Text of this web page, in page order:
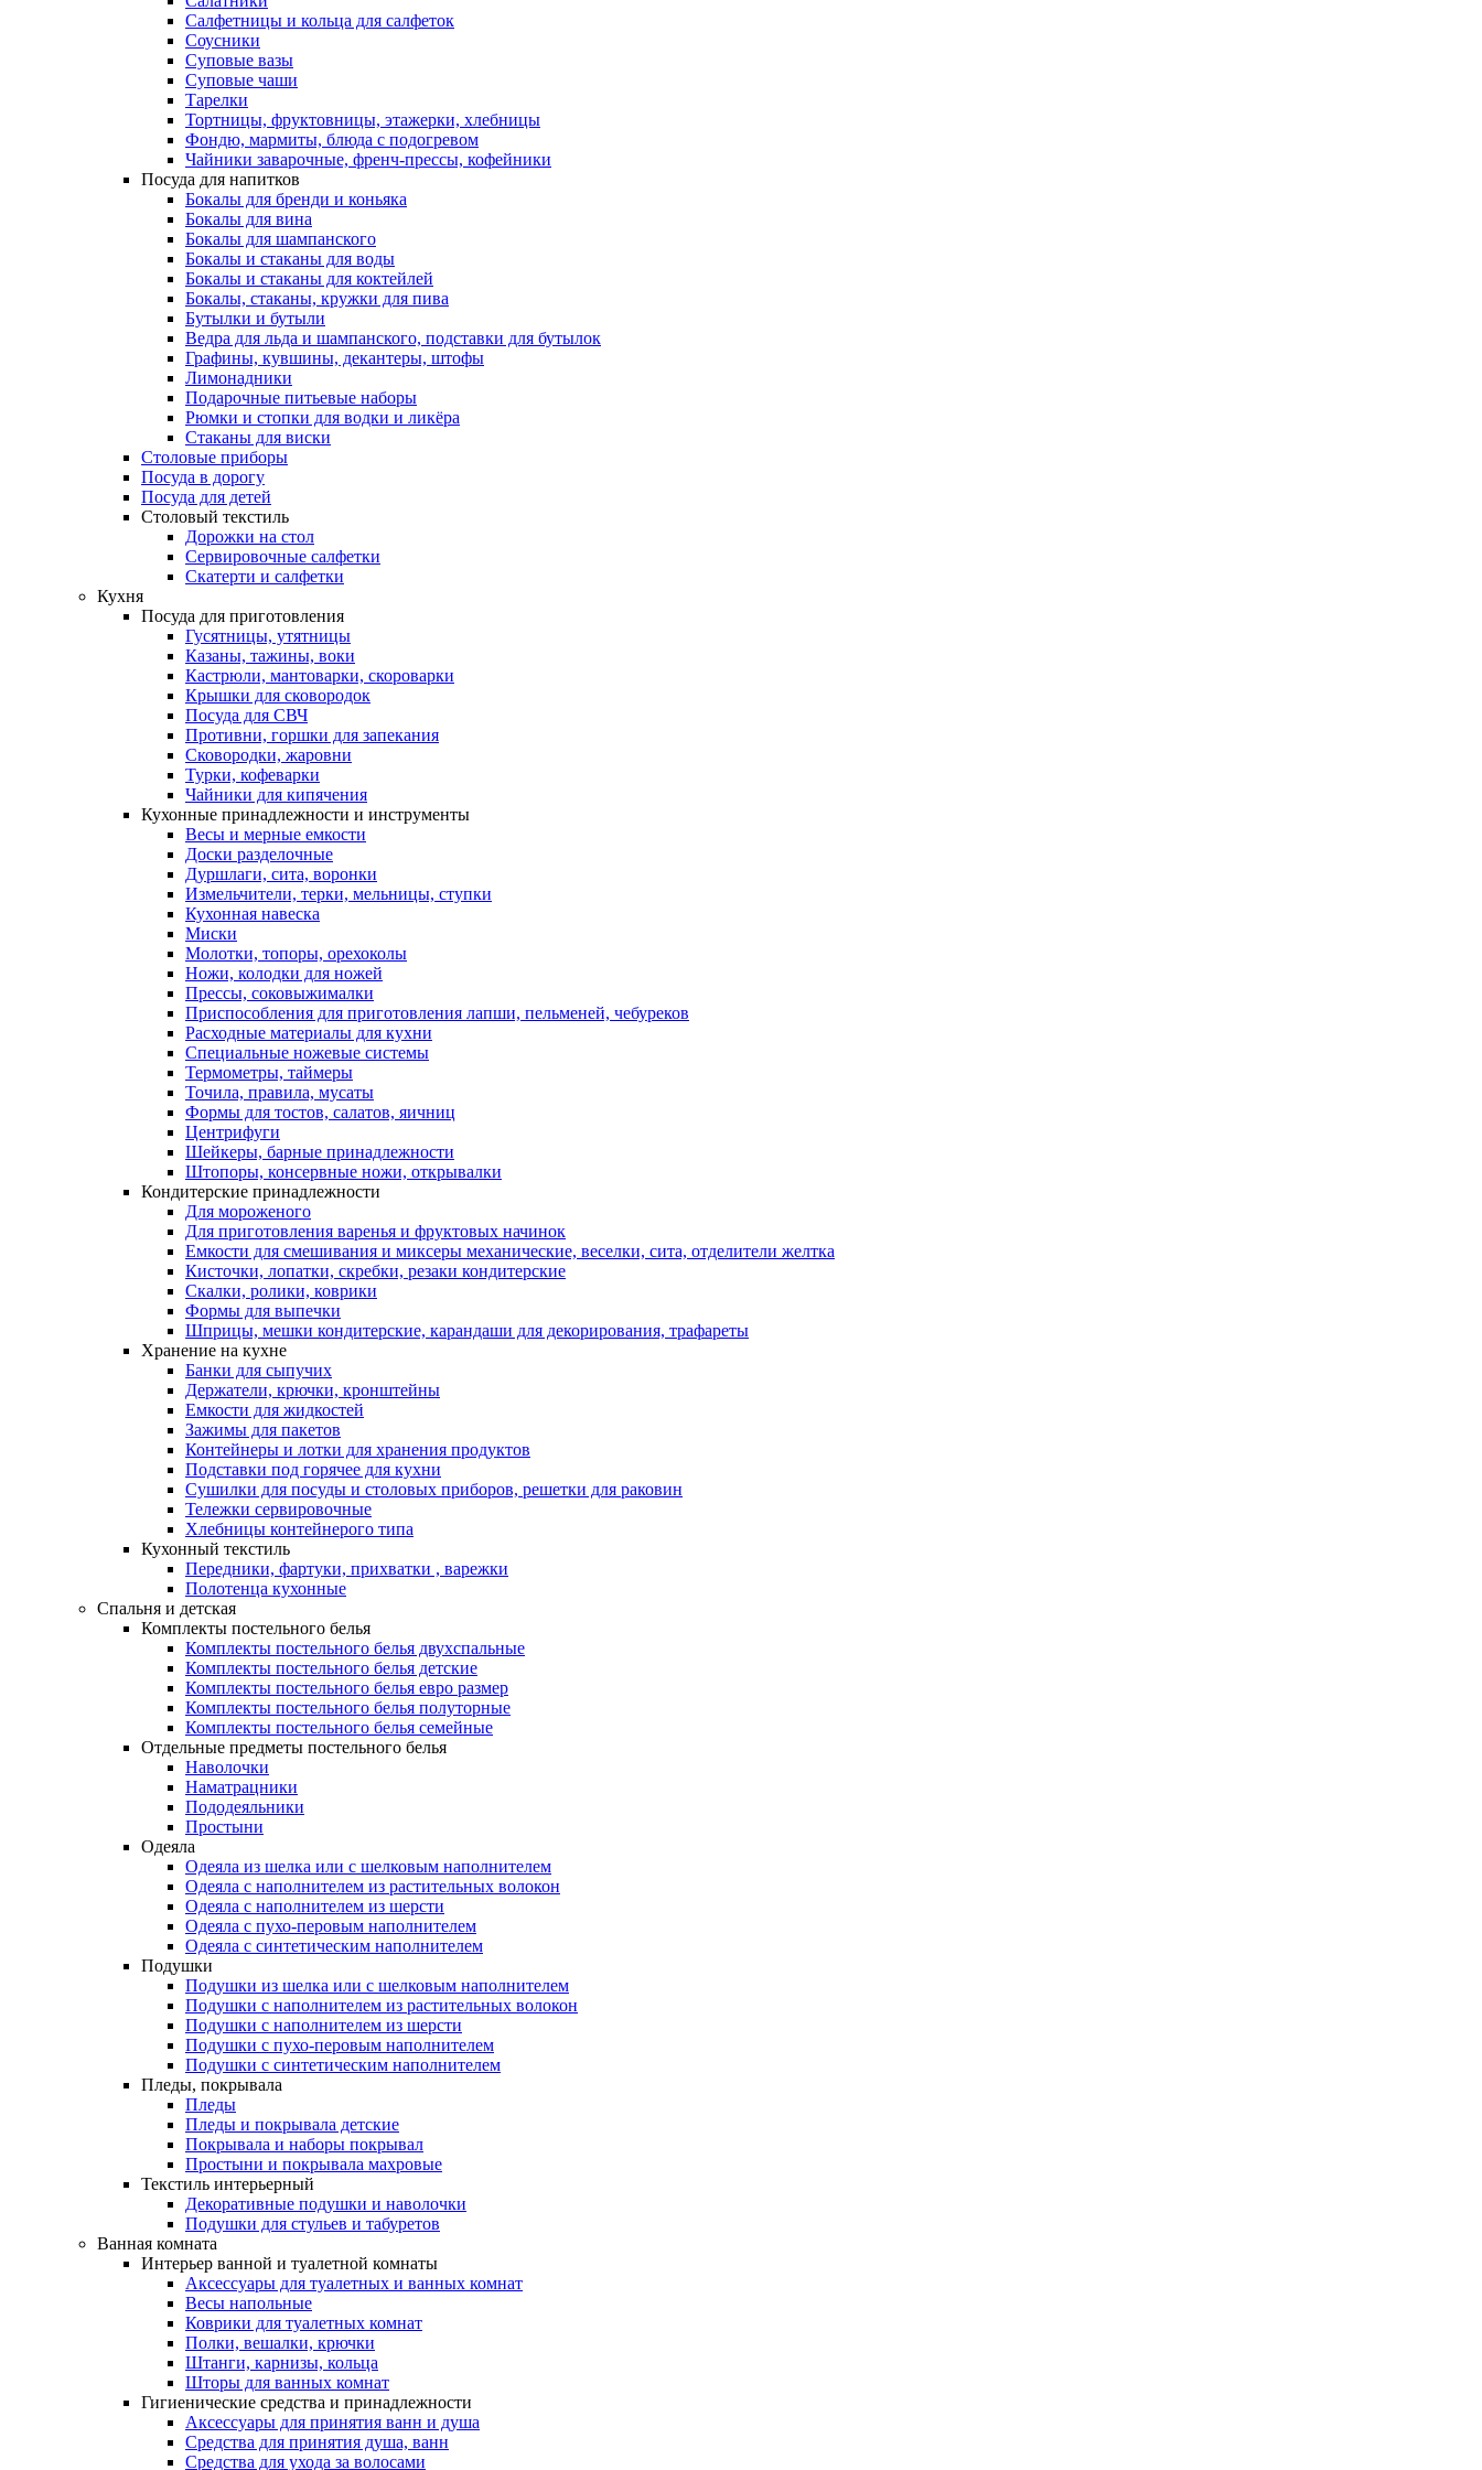
Салфетницы и кольца для салфеток
Соусники
Суповые вазы
Суповые чаши
Тарелки
Тортницы, фруктовницы, этажерки, хлебницы
Фондю, мармиты, блюда с подогревом
Чайники заварочные, френч-прессы, кофейники
Посуда для напитков
Бокалы для бренди и коньяка
Бокалы для вина
Бокалы для шампанского
Бокалы и стаканы для воды
Бокалы и стаканы для коктейлей
Бокалы, стаканы, кружки для пива
Бутылки и бутыли
Ведра для льда и шампанского, подставки для бутылок
Графины, кувшины, декантеры, штофы
Лимонадники
Подарочные питьевые наборы
Рюмки и стопки для водки и ликёра
Стаканы для виски
Столовые приборы
Посуда в дорогу
Посуда для детей
Столовый текстиль
Дорожки на стол
Сервировочные салфетки
Скатерти и салфетки
Кухня
Посуда для приготовления
Гусятницы, утятницы
Казаны, тажины, воки
Кастрюли, мантоварки, скороварки
Крышки для сковородок
Посуда для СВЧ
Противни, горшки для запекания
Сковородки, жаровни
Турки, кофеварки
Чайники для кипячения
Кухонные принадлежности и инструменты
Весы и мерные емкости
Доски разделочные
Дуршлаги, сита, воронки
Измельчители, терки, мельницы, ступки
Кухонная навеска
Миски
Молотки, топоры, орехоколы
Ножи, колодки для ножей
Прессы, соковыжималки
Приспособления для приготовления лапши, пельменей, чебуреков
Расходные материалы для кухни
Специальные ножевые системы
Термометры, таймеры
Точила, правила, мусаты
Формы для тостов, салатов, яичниц
Центрифуги
Шейкеры, барные принадлежности
Штопоры, консервные ножи, открывалки
Кондитерские принадлежности
Для мороженого
Для приготовления варенья и фруктовых начинок
Емкости для смешивания и миксеры механические, веселки, сита, отделители желтка
Кисточки, лопатки, скребки, резаки кондитерские
Скалки, ролики, коврики
Формы для выпечки
Шприцы, мешки кондитерские, карандаши для декорирования, трафареты
Хранение на кухне
Банки для сыпучих
Держатели, крючки, кронштейны
Емкости для жидкостей
Зажимы для пакетов
Контейнеры и лотки для хранения продуктов
Подставки под горячее для кухни
Сушилки для посуды и столовых приборов, решетки для раковин
Тележки сервировочные
Хлебницы контейнерого типа
Кухонный текстиль
Передники, фартуки, прихватки , варежки
Полотенца кухонные
Спальня и детская
Комплекты постельного белья
Комплекты постельного белья двухспальные
Комплекты постельного белья детские
Комплекты постельного белья евро размер
Комплекты постельного белья полуторные
Комплекты постельного белья семейные
Отдельные предметы постельного белья
Наволочки
Наматрацники
Пододеяльники
Простыни
Одеяла
Одеяла из шелка или с шелковым наполнителем
Одеяла с наполнителем из растительных волокон
Одеяла с наполнителем из шерсти
Одеяла с пухо-перовым наполнителем
Одеяла с синтетическим наполнителем
Подушки
Подушки из шелка или с шелковым наполнителем
Подушки с наполнителем из растительных волокон
Подушки с наполнителем из шерсти
Подушки с пухо-перовым наполнителем
Подушки с синтетическим наполнителем
Пледы, покрывала
Пледы
Пледы и покрывала детские
Покрывала и наборы покрывал
Простыни и покрывала махровые
Текстиль интерьерный
Декоративные подушки и наволочки
Подушки для стульев и табуретов
Ванная комната
Интерьер ванной и туалетной комнаты
Аксессуары для туалетных и ванных комнат
Весы напольные
Коврики для туалетных комнат
Полки, вешалки, крючки
Штанги, карнизы, кольца
Шторы для ванных комнат
Гигиенические средства и принадлежности
Аксессуары для принятия ванн и душа
Средства для принятия душа, ванн
Средства для ухода за волосами